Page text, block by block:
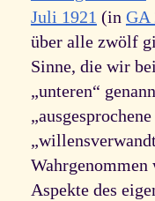
Juli 1921 (in GA
über alle zwölf
Sinne, die wir
„unteren“
Wahrgenommen
Aspekte des